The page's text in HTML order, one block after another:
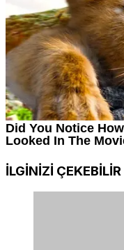
İLGİNİZİ ÇEKEBİLİR